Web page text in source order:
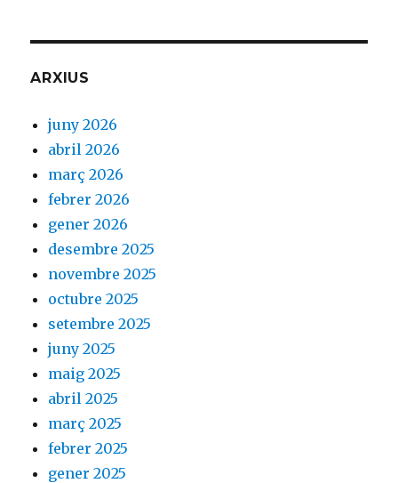
ARXIUS
juny 2026
abril 2026
març 2026
febrer 2026
gener 2026
desembre 2025
novembre 2025
octubre 2025
setembre 2025
juny 2025
maig 2025
abril 2025
març 2025
febrer 2025
gener 2025